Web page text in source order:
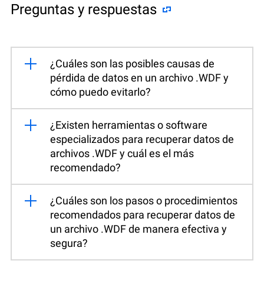
Preguntas y respuestas
¿Cuáles son las posibles causas de
pérdida de datos en un archivo .WDF y
cómo puedo evitarlo?
¿Existen herramientas o software
especializados para recuperar datos de
archivos .WDF y cuál es el más
recomendado?
¿Cuáles son los pasos o procedimientos
recomendados para recuperar datos de
un archivo .WDF de manera efectiva y
segura?